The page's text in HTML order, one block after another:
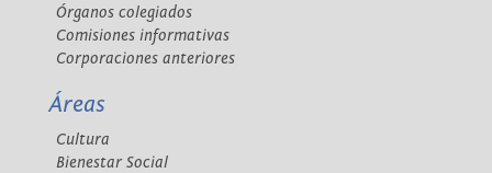
Órganos colegiados
Comisiones informativas
Corporaciones anteriores
Áreas
Cultura
Bienestar Social